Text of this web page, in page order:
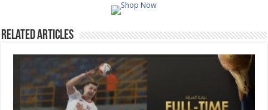
Related Articles